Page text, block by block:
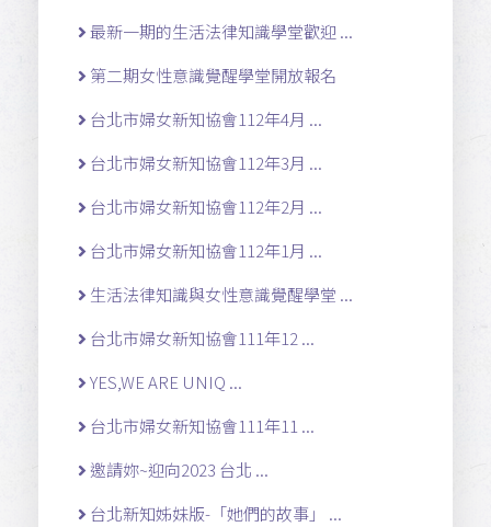
最新一期的生活法律知識學堂歡迎 ...
第二期女性意識覺醒學堂開放報名
台北市婦女新知協會112年4月 ...
台北市婦女新知協會112年3月 ...
台北市婦女新知協會112年2月 ...
台北市婦女新知協會112年1月 ...
生活法律知識與女性意識覺醒學堂 ...
台北市婦女新知協會111年12 ...
YES,WE ARE UNIQ ...
台北市婦女新知協會111年11 ...
邀請妳~迎向2023 台北 ...
台北新知姊妹版-「她們的故事」 ...